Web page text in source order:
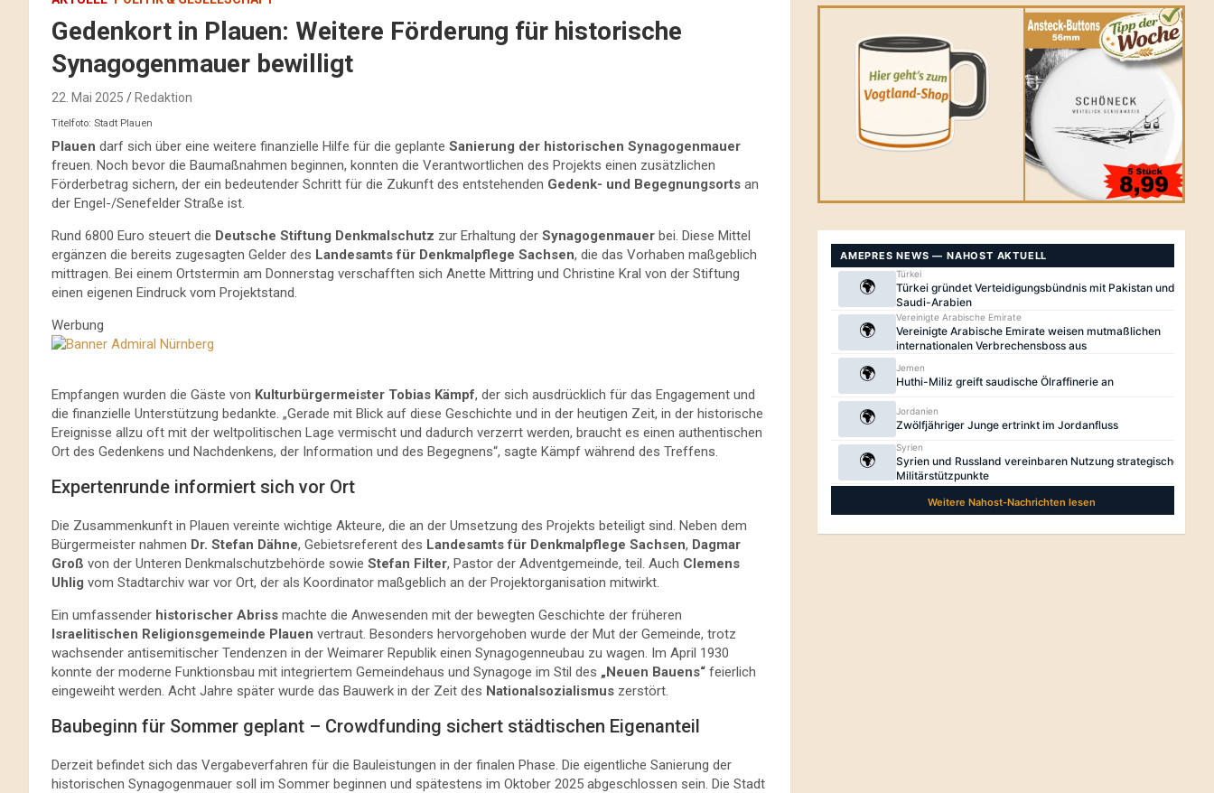
Gedenkort in Plauen: Weitere Förderung für historische
Synagogenmauer bewilligt
22. Mai 2025 Redaktion
Titelfoto: Stadt Plauen
Plauen darf sich über eine weitere finanzielle Hilfe für die geplante Sanierung der historischen Synagogenmauer
freuen. Noch bevor die Baumaßnahmen beginnen, konnten die Verantwortlichen des Projekts einen zusätzlichen
Förderbetrag sichern, der ein bedeutender Schritt für die Zukunft des entstehenden Gedenk- und Begegnungsorts an
der Engel-/Senefelder Straße ist.
Rund 6800 Euro steuert die Deutsche Stiftung Denkmalschutz zur Erhaltung der Synagogenmauer bei. Diese Mittel
ergänzen die bereits zugesagten Gelder des Landesamts für Denkmalpflege Sachsen, die das Vorhaben maßgeblich
mittragen. Bei einem Ortstermin am Donnerstag verschafften sich Anette Mittring und Christine Kral von der Stiftung
einen eigenen Eindruck vom Projektstand.
Werbung
Empfangen wurden die Gäste von Kulturbürgermeister Tobias Kämpf, der sich ausdrücklich für das Engagement und
die finanzielle Unterstützung bedankte. „Gerade mit Blick auf diese Geschichte und in der heutigen Zeit, in der historische
Ereignisse allzu oft mit der weltpolitischen Lage vermischt und dadurch verzerrt werden, braucht es einen authentischen
Ort des Gedenkens und Nachdenkens, der Information und des Begegnens“, sagte Kämpf während des Treffens.
Expertenrunde informiert sich vor Ort
Die Zusammenkunft in Plauen vereinte wichtige Akteure, die an der Umsetzung des Projekts beteiligt sind. Neben dem
Bürgermeister nahmen Dr. Stefan Dähne, Gebietsreferent des Landesamts für Denkmalpflege Sachsen, Dagmar
Groß von der Unteren Denkmalschutzbehörde sowie Stefan Filter, Pastor der Adventgemeinde, teil. Auch Clemens
Uhlig vom Stadtarchiv war vor Ort, der als Koordinator maßgeblich an der Projektorganisation mitwirkt.
Ein umfassender historischer Abriss machte die Anwesenden mit der bewegten Geschichte der früheren
Israelitischen Religionsgemeinde Plauen vertraut. Besonders hervorgehoben wurde der Mut der Gemeinde, trotz
wachsender antisemitischer Tendenzen in der Weimarer Republik einen Synagogenneubau zu wagen. Im April 1930
konnte der moderne Funktionsbau mit integriertem Gemeindehaus und Synagoge im Stil des „Neuen Bauens“ feierlich
eingeweiht werden. Acht Jahre später wurde das Bauwerk in der Zeit des Nationalsozialismus zerstört.
Baubeginn für Sommer geplant – Crowdfunding sichert städtischen Eigenanteil
Derzeit befindet sich das Vergabeverfahren für die Bauleistungen in der finalen Phase. Die eigentliche Sanierung der
historischen Synagogenmauer soll im Sommer beginnen und spätestens im Oktober 2025 abgeschlossen sein. Die Stadt